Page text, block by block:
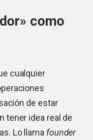
como
cualquier
de estar
tener idea real de
Lo llama founder